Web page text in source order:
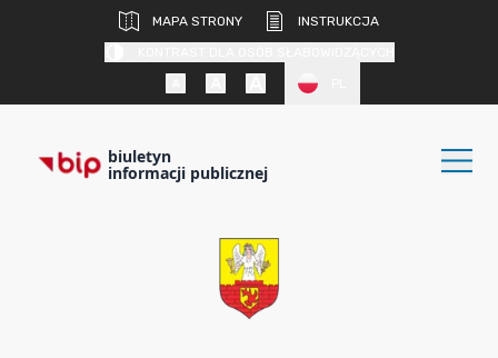
MAPA STRONY
INSTRUKCJA
biuletyn
informacji publicznej